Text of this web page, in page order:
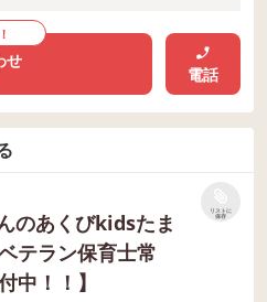
せ
電話
のあくびkidsたま
テラン保育士常
中！！】
リストに
保存